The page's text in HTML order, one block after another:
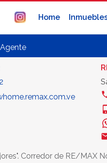
Home
Agente
Corredor de RE/MAX